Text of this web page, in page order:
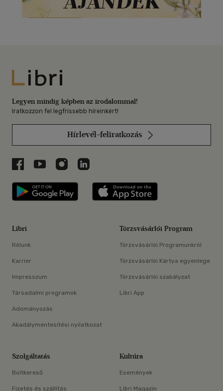
Libri
Legyen mindig képben az irodalommal!
Iratkozzon fel legfrissebb híreinkért!
Hírlevél-feliratkozás
Libri a Facebookon
Libri a Youtube-on
Libri az Instagramon
Libri a LinkedInen
Libri applikáció Szerezd meg: Google
Libri
Rólunk
Karrier
Impresszum
Társadalmi programok
Adományozás
Akadálymentesítési nyilatkozat
Törzsvásárlói Program
Törzsvásárlói Programunkról
Törzsvásárlói Kártya egyenlege
Törzsvásárlói szabályzat
Libri App
Szolgáltatás
Boltkereső
Fizetés és szállítás
Kultúra
Események
Libri Magazin